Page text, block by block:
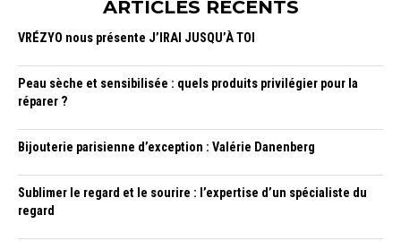
ARTICLES RÉCENTS
VRÉZYO nous présente J’IRAI JUSQU’À TOI
Peau sèche et sensibilisée : quels produits privilégier pour la
réparer ?
Bijouterie parisienne d’exception : Valérie Danenberg
Sublimer le regard et le sourire : l’expertise d’un spécialiste du
regard